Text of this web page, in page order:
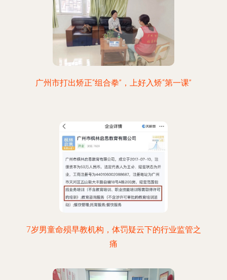
广州市打出矫正“组合拳”，上好入矫“第一课”
7岁男童命殒早教机构，体罚疑云下的行业监管之
痛